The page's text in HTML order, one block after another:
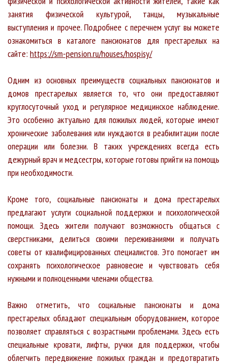
занятия физической культурой, танцы, музыкальные
выступления и прочее. Подробнее с перечнем услуг вы можете
ознакомиться в каталоге пансионатов для престарелых на
сайте: https://sm-pension.ru/houses/hospisy/
Одним из основных преимуществ социальных пансионатов и
домов престарелых является то, что они предоставляют
круглосуточный уход и регулярное медицинское наблюдение.
Это особенно актуально для пожилых людей, которые имеют
хронические заболевания или нуждаются в реабилитации после
операции или болезни. В таких учреждениях всегда есть
дежурный врач и медсестры, которые готовы прийти на помощь
при необходимости.
Кроме того, социальные пансионаты и дома престарелых
предлагают услуги социальной поддержки и психологической
помощи. Здесь жители получают возможность общаться с
сверстниками, делиться своими переживаниями и получать
советы от квалифицированных специалистов. Это помогает им
сохранять психологическое равновесие и чувствовать себя
нужными и полноценными членами общества.
Важно отметить, что социальные пансионаты и дома
престарелых обладают специальным оборудованием, которое
позволяет справляться с возрастными проблемами. Здесь есть
специальные кровати, лифты, ручки для поддержки, чтобы
облегчить передвижение пожилых граждан и предотвратить